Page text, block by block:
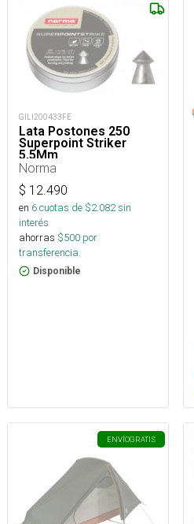
GILI200433FE
Lata Postones 250
Superpoint Striker
5,5Mm
Norma
$ 12.490
en 6cuotas de $2.082sin
interés
ahorras $500 por
transferencia.
Disponible
ENVÍOGRATIS